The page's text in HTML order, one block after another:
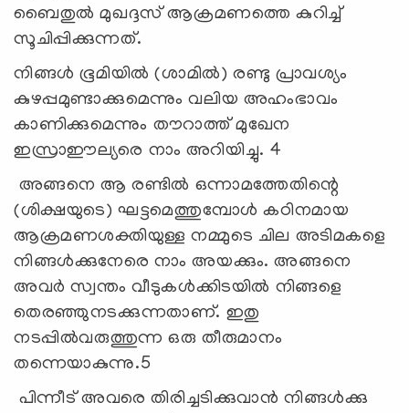
ബൈതുല്‍ മുഖദ്ദസ് ആക്രമണത്തെ കുറിച്ച്
സൂചിപ്പിക്കുന്നത്.
നിങ്ങള്‍ ഭൂമിയില്‍ (ശാമില്‍) രണ്ടു പ്രാവശ്യം
കുഴപ്പമുണ്ടാക്കുമെന്നും വലിയ അഹംഭാവം
കാണിക്കുമെന്നും തൗറാത്ത് മുഖേന
ഇസ്രാഈല്യരെ നാം അറിയിച്ചു. 4
അങ്ങനെ ആ രണ്ടില്‍ ഒന്നാമത്തേതിന്റെ
(ശിക്ഷയുടെ) ഘട്ടമെത്തുമ്പോള്‍ കഠിനമായ
ആക്രമണശക്തിയുള്ള നമ്മുടെ ചില അടിമകളെ
നിങ്ങള്‍ക്കുനേരെ നാം അയക്കും. അങ്ങനെ
അവര്‍ സ്വന്തം വീടുകള്‍ക്കിടയില്‍ നിങ്ങളെ
തെരഞ്ഞുനടക്കുന്നതാണ്. ഇതു
നടപ്പില്‍വരുത്തുന്ന ഒരു തീരുമാനം
തന്നെയാകുന്നു.5
പിന്നീട് അവരെ തിരിച്ചടിക്കുവാന്‍ നിങ്ങള്‍ക്കു